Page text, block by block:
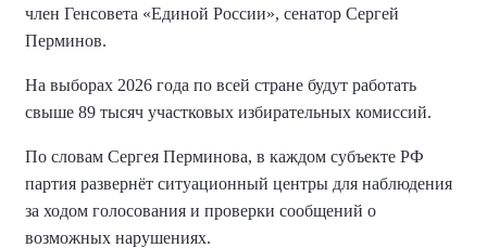
член Генсовета «Единой России», сенатор Сергей
Перминов.
На выборах 2026 года по всей стране будут работать
свыше 89 тысяч участковых избирательных комиссий.
По словам Сергея Перминова, в каждом субъекте РФ
партия развернёт ситуационный центры для наблюдения
за ходом голосования и проверки сообщений о
возможных нарушениях.